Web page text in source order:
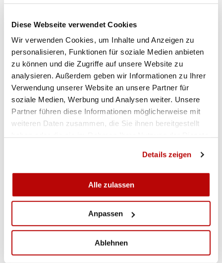
Diese Webseite verwendet Cookies
Wir verwenden Cookies, um Inhalte und Anzeigen zu
personalisieren, Funktionen für soziale Medien anbieten
zu können und die Zugriffe auf unsere Website zu
analysieren. Außerdem geben wir Informationen zu Ihrer
Verwendung unserer Website an unsere Partner für
soziale Medien, Werbung und Analysen weiter. Unsere
Partner führen diese Informationen möglicherweise mit
weiteren Daten zusammen, die Sie ihnen bereitgestellt
Details zeigen
Alle zulassen
Anpassen
Ablehnen
Spezieller Dank geht auch an den Schiessleiter
Sepp Risi (s.o. mit Becher), der nebst dem
Schiessen eines super Resultats auch den Rest
des Tages im Einsatz war, pünktlich die Ranglisten
zur Verfügung stellte und das spannende
Absenden am Abend durchführte, und seinerseits
seinen vielen Helfern dankte – vor allem dem Chef
Rechnungsbüro Beat Niederberger (Büren-
Oberdorf) und den in der Resultaterfassung
eingeteilten Peter von Flüe und Franz Blättler
(beide Ennetbürgen). Auch OK-Präsident Alois
Rütli-Sektion Nidwalden Präsident Rolf Amstad
viele weitere Gäste Gewinne mit nachhause
nehmen durften. Insgesamt kamen rund 100
Gäste, darunter eine Anzahl Ehrengäste (inkl.
Sponsoren) an diesem ausgebuchten